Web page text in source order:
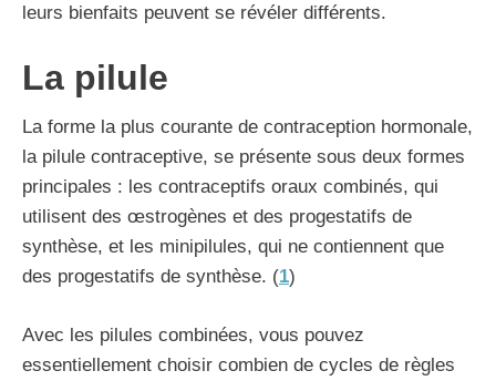
leurs bienfaits peuvent se révéler différents.
La pilule
La forme la plus courante de contraception hormonale,
la pilule contraceptive, se présente sous deux formes
principales : les contraceptifs oraux combinés, qui
utilisent des œstrogènes et des progestatifs de
synthèse, et les minipilules, qui ne contiennent que
des progestatifs de synthèse. (1)
Avec les pilules combinées, vous pouvez
essentiellement choisir combien de cycles de règles